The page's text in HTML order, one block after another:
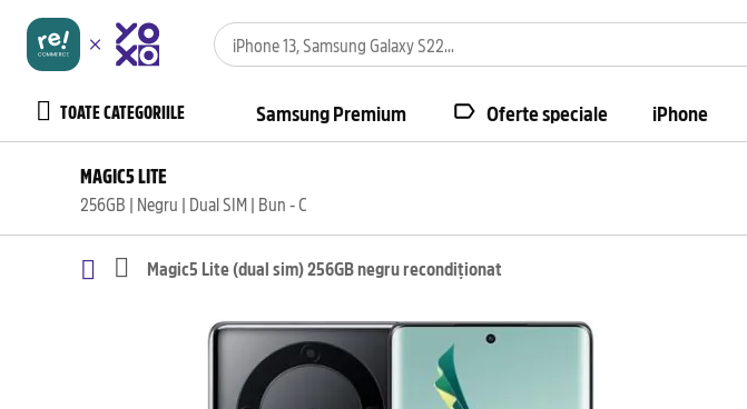
TOATE CATEGORIILE Samsung Premium Oferte speciale iPhone
MAGIC5 LITE
256GB | Negru | Dual SIM | Bun - C
Magic5 Lite (dual sim) 256GB negru recondiționat